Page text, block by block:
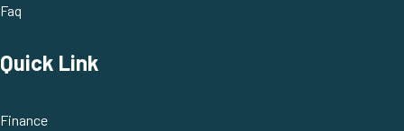
Faq
Quick Link
Finance